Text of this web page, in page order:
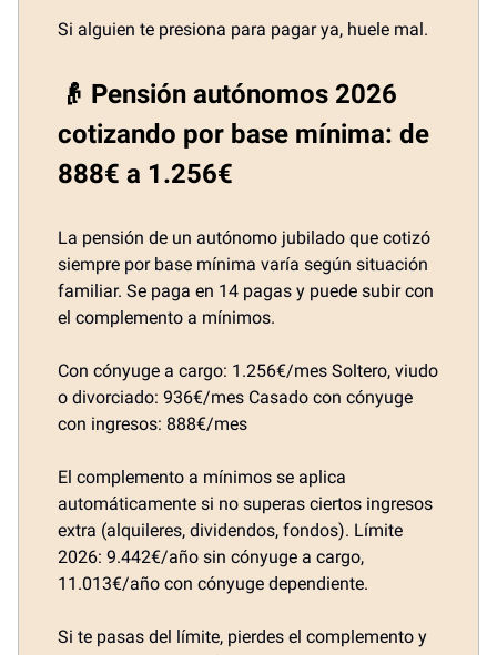
Si alguien te presiona para pagar ya, huele mal.
👴 Pensión autónomos 2026
cotizando por base mínima: de
888€ a 1.256€
La pensión de un autónomo jubilado que cotizó
siempre por base mínima varía según situación
familiar. Se paga en 14 pagas y puede subir con
el complemento a mínimos.
Con cónyuge a cargo: 1.256€/mes Soltero, viudo
o divorciado: 936€/mes Casado con cónyuge
con ingresos: 888€/mes
El complemento a mínimos se aplica
automáticamente si no superas ciertos ingresos
extra (alquileres, dividendos, fondos). Límite
2026: 9.442€/año sin cónyuge a cargo,
11.013€/año con cónyuge dependiente.
Si te pasas del límite, pierdes el complemento y